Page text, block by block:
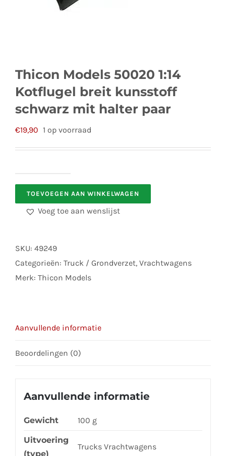
Thicon Models 50020 1:14
Kotflugel breit kunsstoff
schwarz mit halter paar
€19,90 1 op voorraad
Models
50020
breit
kunsstoff
schwarz
paar
TOEVOEGEN AAN WINKELWAGEN
Voeg toe aan wenslijst
SKU: 49249
Categorieën: Truck / Grondverzet, Vrachtwagens
Merk: Thicon Models
Aanvullende informatie
Beoordelingen (0)
Aanvullende informatie
Gewicht 100 g
Uitvoering
(type)
Trucks Vrachtwagens